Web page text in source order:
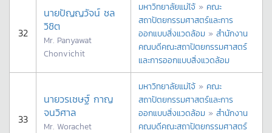
32
นายปัญญวัจน์ ชล
วิชิต
Mr. Panyawat
Chonvichit
มหาวิทยาลัยแม่โจ้ » คณะ
สถาปัตยกรรมศาสตร์และการ
ออกแบบสิ่งแวดล้อม » สำนักงาน
คณบดีคณะสถาปัตยกรรมศาสตร์
และการออกแบบสิ่งแวดล้อม
33
นายวรเชษฐ์ กาญ
จนวิศาล
Mr. Worachet
มหาวิทยาลัยแม่โจ้ » คณะ
สถาปัตยกรรมศาสตร์และการ
ออกแบบสิ่งแวดล้อม » สำนักงาน
คณบดีคณะสถาปัตยกรรมศาสตร์